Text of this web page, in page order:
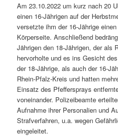
Am 23.10.2022 um kurz nach 20
einen 16-Jährigen auf der
versetzte ihm der 16-Jährige
Körperseite. Anschließend
Jährigen den 18-Jährigen, der als
hervorholte und es ins Gesicht
der 18-Jährige, als auch der 16-
Rhein-Pfalz-Kreis und hatten
Einsatz des Pfeffersprays
voneinander. Polizeibeamte
Aufnahme ihrer Personalien und
Strafverfahren, u.a. wegen
eingeleitet.